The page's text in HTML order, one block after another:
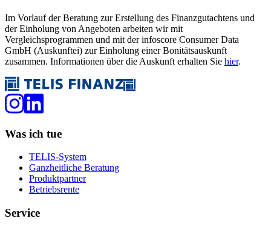
Im Vorlauf der Beratung zur Erstellung des Finanzgutachtens und
der Einholung von Angeboten arbeiten wir mit
Vergleichsprogrammen und mit der infoscore Consumer Data
GmbH (Auskunftei) zur Einholung einer Bonitätsauskunft
zusammen. Informationen über die Auskunft erhalten Sie hier.
Was ich tue
TELIS-System
Ganzheitliche Beratung
Produktpartner
Betriebsrente
Service